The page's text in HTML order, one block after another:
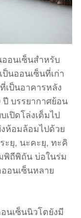
อนเซ็นสำหรับ
นออนเซ็นที่เก่า
เป็นอาคารหลัง
ปี บรรยากาศย้อน
ปิดโล่งเต็มไป
ห้อมล้อมไปด้วย
ะยุ, นะคะยุ, ทะคิ
พิถีพิถัน บ่อในร่ม
อนเซ็นหลาย
นเซ็นนิวโตยังมี